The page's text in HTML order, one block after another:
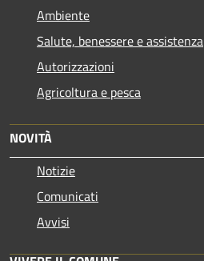
Ambiente
Salute, benessere e assistenza
Autorizzazioni
Agricoltura e pesca
NOVITÀ
Notizie
Comunicati
Avvisi